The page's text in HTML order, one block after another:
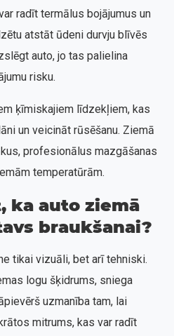
radīt termālus bojājumus un
atstāt ūdeni durvju blīvēs
auto, jo tas palielina
risku.
ķīmiskajiem līdzekļiem, kas
un veicināt rūsēšanu. Ziemā
profesionālus mazgāšanas
temperatūrām.
ka auto ziemā
braukšanai?
tikai vizuāli, bet arī tehniski.
logu šķidrums, sniega
uzmanība tam, lai
mitrums, kas var radīt